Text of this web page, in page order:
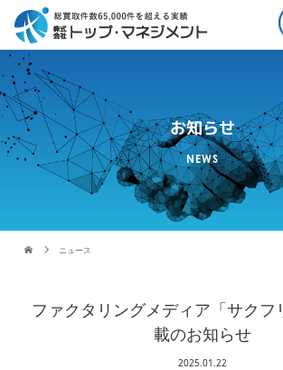
お知らせ
NEWS
ニュース
ファクタリングメディア「サクフ
載のお知らせ
2025.01.22